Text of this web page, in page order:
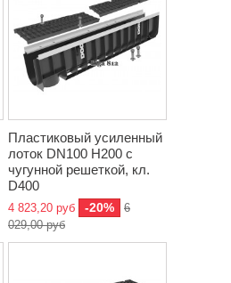
Пластиковый усиленный
лоток DN100 H200 с
чугунной решеткой, кл.
D400
4 823,20 руб -20%
6
029,00 руб